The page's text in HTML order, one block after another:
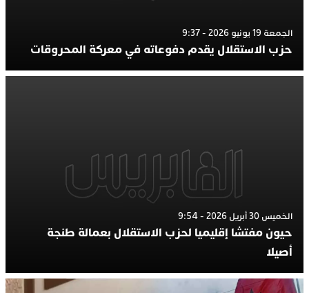
الجمعة 19 يونيو 2026 - 9:37
حزب الاستقلال يقدم دفوعاته في معركة المحروقات
الخميس 30 أبريل 2026 - 9:54
حيون مفتشا إقليميا لحزب الاستقلال بعمالة طنجة
أصيلا